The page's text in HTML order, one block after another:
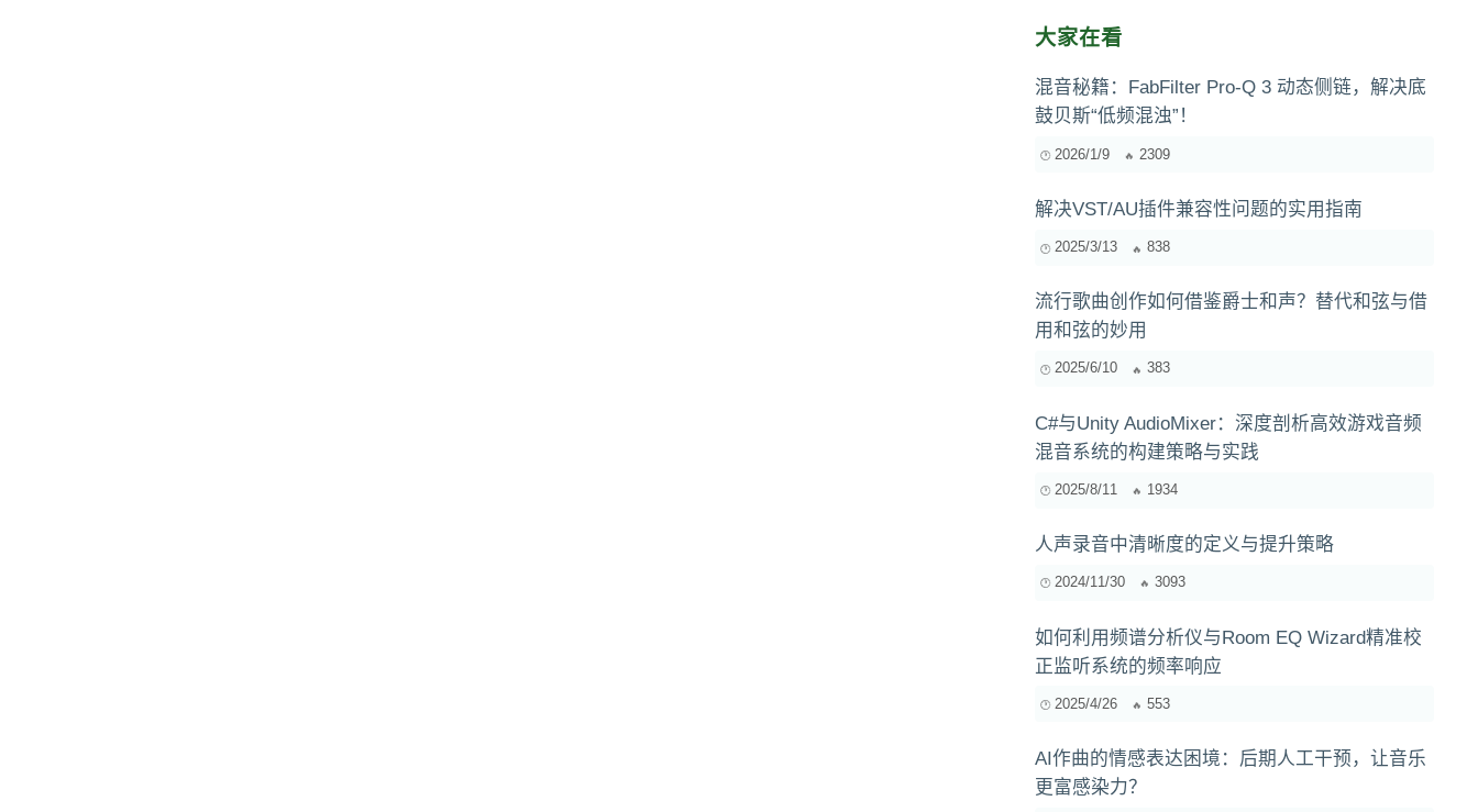
大家在看
混音秘籍：FabFilter Pro-Q 3 动态侧链，解决底
鼓贝斯“低频混浊”！
2026/1/9 2309
解决VST/AU插件兼容性问题的实用指南
2025/3/13 838
流行歌曲创作如何借鉴爵士和声？替代和弦与借
用和弦的妙用
2025/6/10 383
C#与Unity AudioMixer：深度剖析高效游戏音频
混音系统的构建策略与实践
2025/8/11 1934
人声录音中清晰度的定义与提升策略
2024/11/30 3093
如何利用频谱分析仪与Room EQ Wizard精准校
正监听系统的频率响应
2025/4/26 553
AI作曲的情感表达困境：后期人工干预，让音乐
更富感染力？